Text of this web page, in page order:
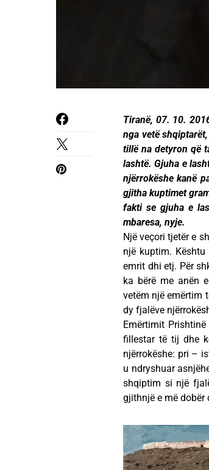
Tiranë, 07. 10.
nga vetë
tillë na detyron që
lashtë. Gjuha e
njërrokëshe kanë
gjitha kuptimet
fakti se gjuha e
mbaresa, nyje.
Një veçori tjetër e
një kuptim.
emrit dhi etj. Për
ka bërë me anën
vetëm një emërtim
dy fjalëve
Emërtimit
fillestar të tij dhe
njërrokëshe: pri –
u ndryshuar
shqiptim si një
gjithnjë e më dobër